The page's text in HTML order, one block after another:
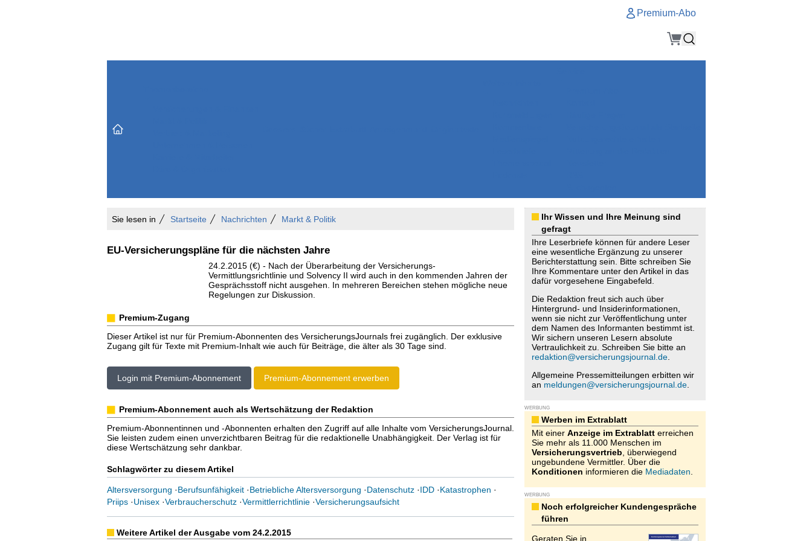
Premium-Abo
Sie lesen in Startseite Nachrichten Markt & Politik
EU-Versicherungspläne für die nächsten Jahre
24.2.2015 (€) - Nach der Überarbeitung der Versicherungs-
Vermittlungsrichtlinie und Solvency II wird auch in den kommenden Jahren der
Gesprächsstoff nicht ausgehen. In mehreren Bereichen stehen mögliche neue
Regelungen zur Diskussion.
Premium-Zugang
Dieser Artikel ist nur für Premium-Abonnenten des VersicherungsJournals frei zugänglich. Der exklusive
Zugang gilt für Texte mit Premium-Inhalt wie auch für Beiträge, die älter als 30 Tage sind.
Login mit Premium-Abonnement Premium-Abonnement erwerben
Premium-Abonnement auch als Wertschätzung der Redaktion
Premium-Abonnentinnen und -Abonnenten erhalten den Zugriff auf alle Inhalte vom VersicherungsJournal.
Sie leisten zudem einen unverzichtbaren Beitrag für die redaktionelle Unabhängigkeit. Der Verlag ist für
diese Wertschätzung sehr dankbar.
Schlagwörter zu diesem Artikel
Altersversorgung ·Berufsunfähigkeit·Betriebliche Altersversorgung ·Datenschutz·IDD·Katastrophen ·
Priips·Unisex·Verbraucherschutz·Vermittlerrichtlinie·Versicherungsaufsicht
Weitere Artikel der Ausgabe vom 24.2.2015
Ihr Wissen und Ihre Meinung sind
gefragt
Ihre Leserbriefe können für andere Leser
eine wesentliche Ergänzung zu unserer
Berichterstattung sein. Bitte schreiben Sie
Ihre Kommentare unter den Artikel in das
dafür vorgesehene Eingabefeld.
Die Redaktion freut sich auch über
Hintergrund- und Insiderinformationen,
wenn sie nicht zur Veröffentlichung unter
dem Namen des Informanten bestimmt ist.
Wir sichern unseren Lesern absolute
Vertraulichkeit zu. Schreiben Sie bitte an
redaktion@versicherungsjournal.de.
Allgemeine Pressemitteilungen erbitten wir
an meldungen@versicherungsjournal.de.
WERBUNG
Werben im Extrablatt
Mit einer Anzeige im Extrablatterreichen
Sie mehr als 11.000 Menschen im
Versicherungsvertrieb , überwiegend
ungebundene Vermittler. Über die
Konditionen informieren die Mediadaten
WERBUNG
Noch erfolgreicher Kundengespräche
führen
Geraten Sie in